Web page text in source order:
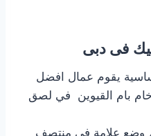
فى دبى
يقوم عمال افضل
بام القيوين في لصق
وضع علامة في منتصف